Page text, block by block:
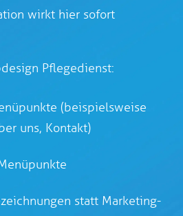
wirkt hier sofort
Pflegedienst:
(beispielsweise
uns, Kontakt)
statt Marketing-